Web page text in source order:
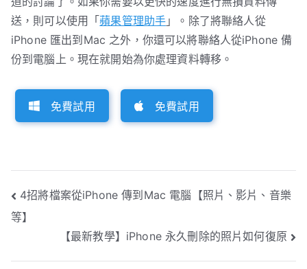
送，則可以使用「蘋果管理助手 」。除了將聯絡人從
iPhone 匯出到Mac 之外，你還可以將聯絡人從iPhone 備
份到電腦上。現在就開始為你處理資料轉移。
免費試用 免費試用
文
章
導
4招將檔案從iPhone 傳到Mac 電腦【照片、影片、音樂
等】
【最新教學】iPhone 永久刪除的照片如何復原